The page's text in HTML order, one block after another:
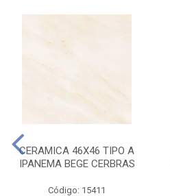
CERAMICA 46X46 TIPO A
IPANEMA BEGE CERBRAS
Código: 15411